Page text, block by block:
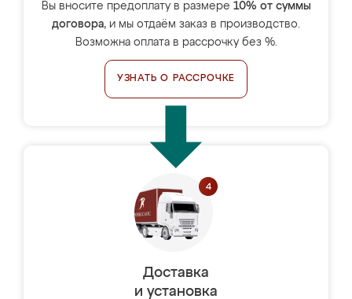
Вы вносите предоплату в размере 10% от суммы
договора, и мы отдаём заказ в производство.
Возможна оплата в рассрочку без %.
УЗНАТЬ О РАССРОЧКЕ
Доставка
и установка